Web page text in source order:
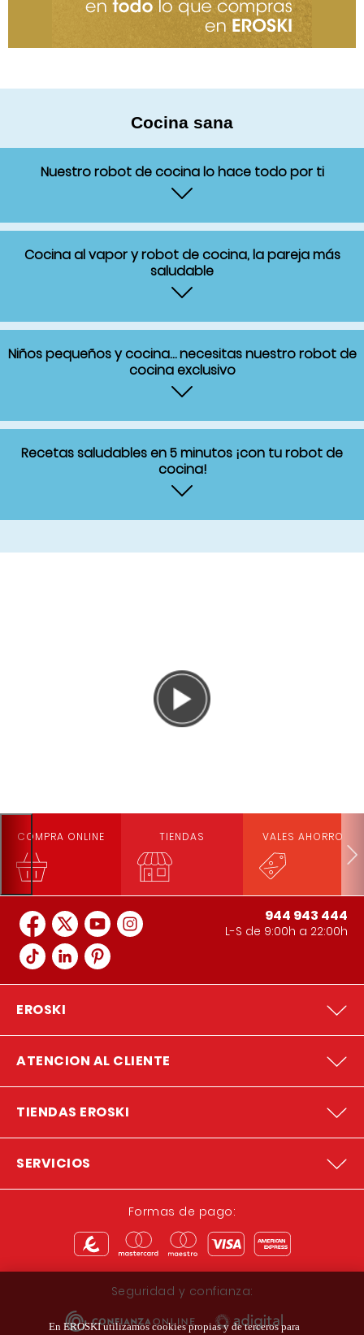
Cocina sana
Nuestro robot de cocina lo hace todo por ti
Niños pequeños y cocina… necesitas nuestro robot de
cocina exclusivo
cocina!
944 943 444
En EROSKI utilizamos cookies propias y de terceros para
asegurarnos de que todo funcione correctamente, ofrecerte el
mejor servicio y mostrarte recomendaciones y anuncios
‘Configuración’, podrás ajustar tus preferencias de cookies.